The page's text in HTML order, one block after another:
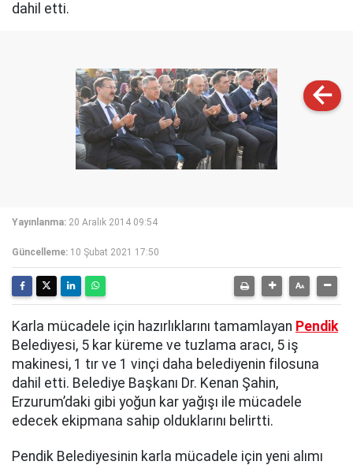
dahil etti.
Yayınlanma: 20 Aralık 2014 09:54
Güncelleme: 10 Şubat 2021 17:50
Karla mücadele için hazırlıklarını tamamlayan Pendik
Belediyesi, 5 kar küreme ve tuzlama aracı, 5 iş
makinesi, 1 tır ve 1 vinçi daha belediyenin filosuna
dahil etti. Belediye Başkanı Dr. Kenan Şahin,
Erzurum’daki gibi yoğun kar yağışı ile mücadele
edecek ekipmana sahip olduklarını belirtti.
Pendik Belediyesinin karla mücadele için yeni alımı